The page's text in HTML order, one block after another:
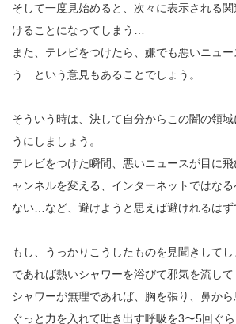
そして一度見始めると、次々に表示される
けることになってしまう…
また、テレビをつけたら、嫌でも悪いニュ
う…という意見もあることでしょう。
そういう時は、決して自分からこの闇の領
うにしましょう。
テレビをつけた瞬間、悪いニュースが目に
ャンネルを変える、インターネットではな
ない…など、避けようと思えば避けれるはず
もし、うっかりこうしたものを見聞きして
であれば熱いシャワーを浴びて邪気を流して
シャワーが無理であれば、胸を張り、鼻か
ぐっと力を入れて吐き出す呼吸を3〜5回ぐ